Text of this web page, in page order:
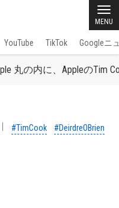
MENU
YouTube TikTok Googleニ
丸の内に、AppleのTim
#TimCook #DeirdreOBrien